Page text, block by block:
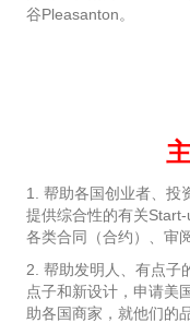
谷Pleasanton。
1. 帮助各国创业者、投
提供综合性的有关
各类合同（合约）、审
2. 帮助发明人、有点子
点子和新设计，申请美
助各国商家，就他们的